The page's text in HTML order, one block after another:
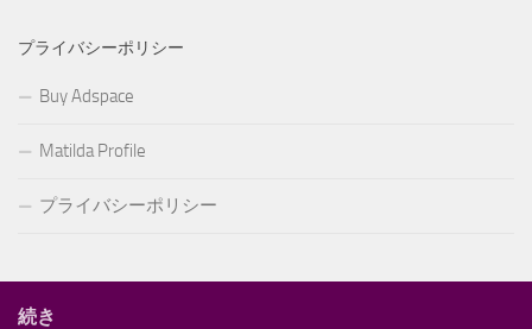
プライバシーポリシー
Buy Adspace
Matilda Profile
プライバシーポリシー
続き